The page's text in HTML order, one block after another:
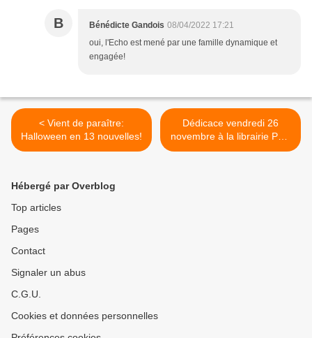
B Bénédicte Gandois 08/04/2022 17:21
oui, l'Echo est mené par une famille dynamique et
engagée!
< Vient de paraître:
Halloween en 13 nouvelles!
Dédicace vendredi 26
novembre à la librairie Padi
à Orbe (VD) >
Hébergé par Overblog
Top articles
Pages
Contact
Signaler un abus
C.G.U.
Cookies et données personnelles